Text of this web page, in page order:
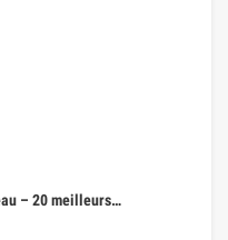
– 20 meilleurs…